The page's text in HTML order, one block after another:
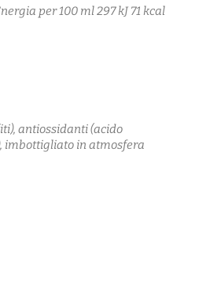
per 100 ml 297 kJ 71 kcal
antiossidanti (acido
imbottigliato in atmosfera